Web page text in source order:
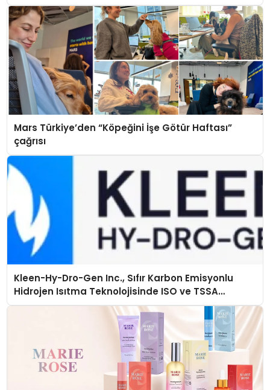
Mars Türkiye’den “Köpeğini İşe Götür Haftası”
çağrısı
Kleen-Hy-Dro-Gen Inc., Sıfır Karbon Emisyonlu
Hidrojen Isıtma Teknolojisinde ISO ve TSSA
Düzenleyici Onaylarını Aldı